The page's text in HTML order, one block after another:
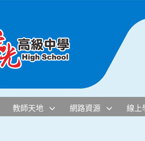
教師天地 網路資源 線上